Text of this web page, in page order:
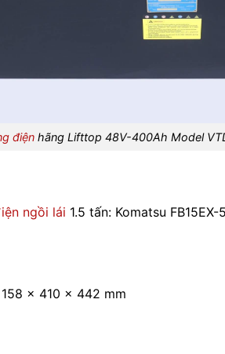
điện hãng Lifttop 48V-400Ah Model
ngồi lái 1.5 tấn: Komatsu
x 410 x 442 mm